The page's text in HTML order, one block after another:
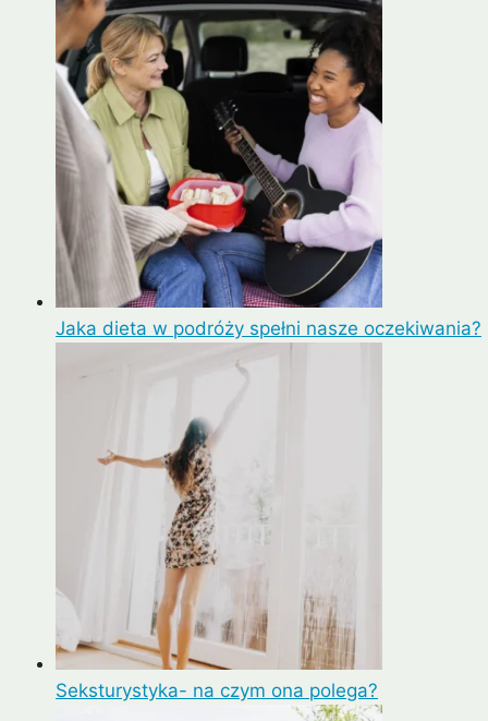
Jaka dieta w podróży spełni nasze oczekiwania?
Seksturystyka- na czym ona polega?